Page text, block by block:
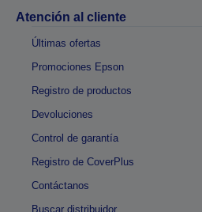
Atención al cliente
Últimas ofertas
Promociones Epson
Registro de productos
Devoluciones
Control de garantía
Registro de CoverPlus
Contáctanos
Buscar distribuidor